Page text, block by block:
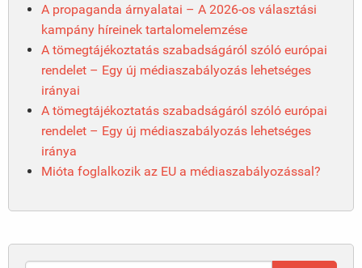
A propaganda árnyalatai – A 2026-os választási
kampány híreinek tartalomelemzése
A tömegtájékoztatás szabadságáról szóló európai
rendelet – Egy új médiaszabályozás lehetséges
irányai
A tömegtájékoztatás szabadságáról szóló európai
rendelet – Egy új médiaszabályozás lehetséges
iránya
Mióta foglalkozik az EU a médiaszabályozással?